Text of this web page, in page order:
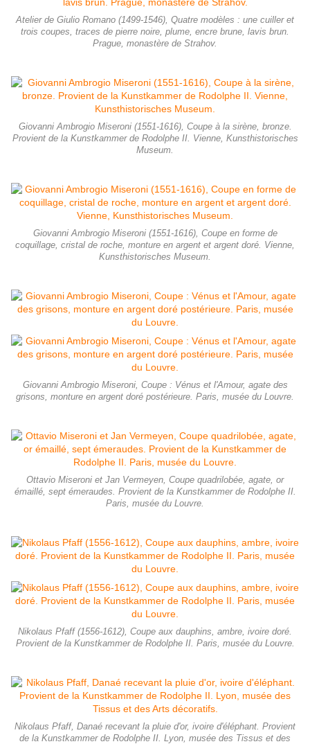
Atelier de Giulio Romano (1499-1546), Quatre modèles : une cuiller et
trois coupes, traces de pierre noire, plume, encre brune, lavis brun.
Prague, monastère de Strahov.
Giovanni Ambrogio Miseroni (1551-1616), Coupe à la sirène, bronze.
Provient de la Kunstkammer de Rodolphe II. Vienne, Kunsthistorisches
Museum.
Giovanni Ambrogio Miseroni (1551-1616), Coupe en forme de
coquillage, cristal de roche, monture en argent et argent doré. Vienne,
Kunsthistorisches Museum.
Giovanni Ambrogio Miseroni, Coupe : Vénus et l'Amour, agate des
grisons, monture en argent doré postérieure. Paris, musée du Louvre.
Ottavio Miseroni et Jan Vermeyen, Coupe quadrilobée, agate, or
émaillé, sept émeraudes. Provient de la Kunstkammer de Rodolphe II.
Paris, musée du Louvre.
Nikolaus Pfaff (1556-1612), Coupe aux dauphins, ambre, ivoire doré.
Provient de la Kunstkammer de Rodolphe II. Paris, musée du Louvre.
Nikolaus Pfaff, Danaé recevant la pluie d'or, ivoire d'éléphant. Provient
de la Kunstkammer de Rodolphe II. Lyon, musée des Tissus et des